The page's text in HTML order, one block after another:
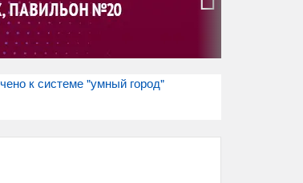
к системе "умный город"